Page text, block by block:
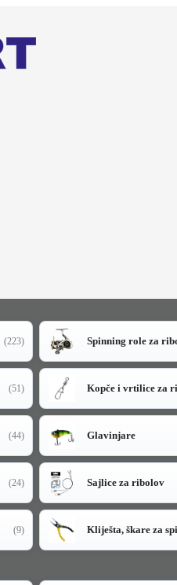
(223) Spinning role za
(51) Kopče i vrtilice za
(44) Glavinjare
(24) Sajlice za ribolov
(9) Kliješta, škare za